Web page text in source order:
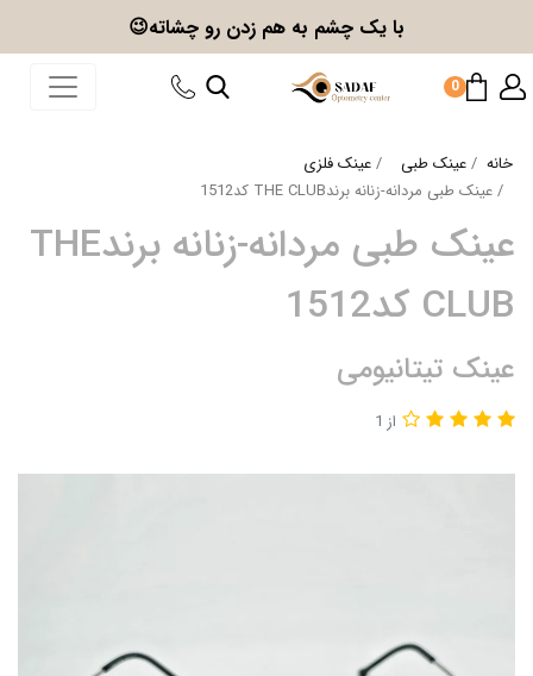
با یک چشم به هم زدن رو چشاته😉
0
خانه عینک طبی
عینک فلزی
عینک طبی مردانه-زنانه برندTHE CLUB کد1512
عینک طبی مردانه-زنانه برندTHE
CLUB کد1512
عینک تیتانیومی
از 1